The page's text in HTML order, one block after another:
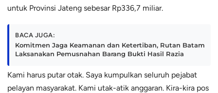
untuk Provinsi Jateng sebesar Rp336,7 miliar.
BACA JUGA:
Komitmen Jaga Keamanan dan Ketertiban, Rutan Batam
Laksanakan Pemusnahan Barang Bukti Hasil Razia
Kami harus putar otak. Saya kumpulkan seluruh pejabat
pelayan masyarakat. Kami utak-atik anggaran. Kira-kira pos